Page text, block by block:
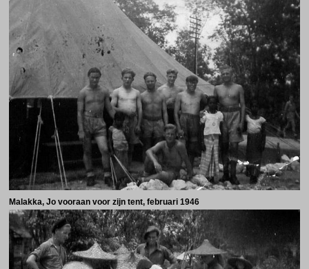
Malakka, Jo vooraan voor zijn tent, februari 1946